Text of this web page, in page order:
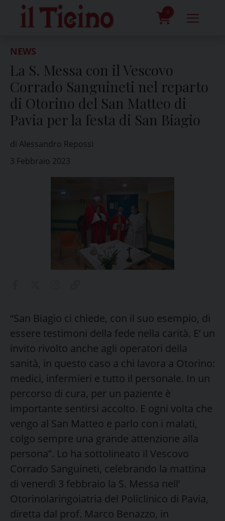
content
0
NEWS
La S. Messa con il Vescovo
Corrado Sanguineti nel reparto
di Otorino del San Matteo di
Pavia per la festa di San Biagio
di Alessandro Repossi
3 Febbraio 2023
“San Biagio ci chiede, con il suo esempio, di
essere testimoni della fede nella carità. E’ un
invito rivolto anche agli operatori della
sanità, in questo caso a chi lavora a Otorino:
medici, infermieri e tutto il personale. In un
percorso di cura, per un paziente è
importante sentirsi accolto. E ogni volta che
vengo al San Matteo e parlo con i malati,
colgo sempre una grande attenzione alla
persona”. Lo ha sottolineato il Vescovo
Corrado Sanguineti, celebrando la mattina
di venerdì 3 febbraio la S. Messa nell’
Otorinolaringoiatria del Policlinico di Pavia,
diretta dal prof. Marco Benazzo, in